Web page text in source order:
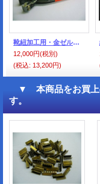
靴紐加工用・金ゼル・ペンチ
12,000円(税別)
(税込: 13,200円)
▼ 本商品をお買上
す。